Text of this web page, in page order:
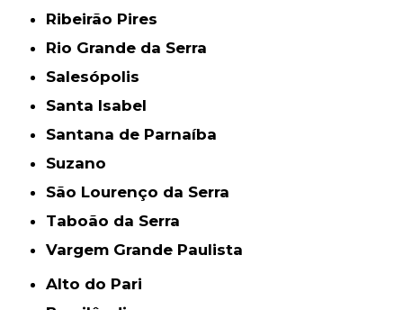
Ribeirão Pires
Rio Grande da Serra
Salesópolis
Santa Isabel
Santana de Parnaíba
Suzano
São Lourenço da Serra
Taboão da Serra
Vargem Grande Paulista
Alto do Pari